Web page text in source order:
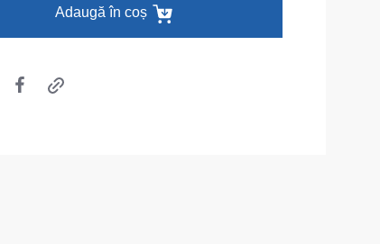
Adaugă în coș